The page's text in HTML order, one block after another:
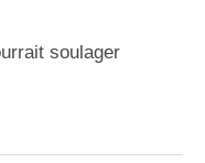
soulager